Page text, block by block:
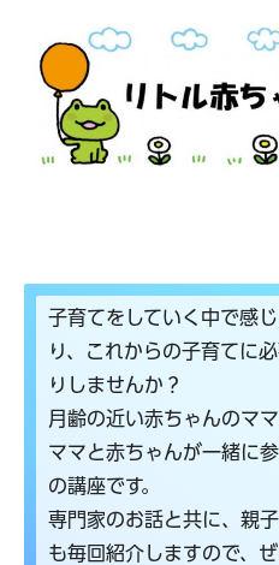
子育てをしていく中で感
り、これからの子育てに
りしませんか？
月齢の近い赤ちゃんのマ
ママと赤ちゃんが一緒に
の講座です。
専門家のお話と共に、親
も毎回紹介しますので、